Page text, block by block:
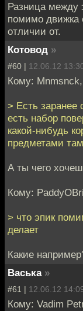
Разница между
помимо движка
отличии от.
Котовод »
#60 | 12.06.12
Кому: Mnmsnck,
> Есть заранее
есть набор
какой-нибудь
предметами
А ты чего
Кому:
> что эпик
делает
Какие
Васька »
#61 | 12.06.12
Кому: Vadim